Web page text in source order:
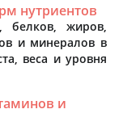
нутриентов
белков, жиров,
и минералов в
веса и уровня
и